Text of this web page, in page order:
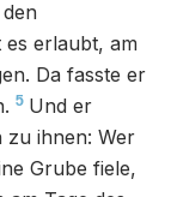
es erlaubt, am
Da fasste er
5 Und er
zu ihnen: Wer
Grube fiele,